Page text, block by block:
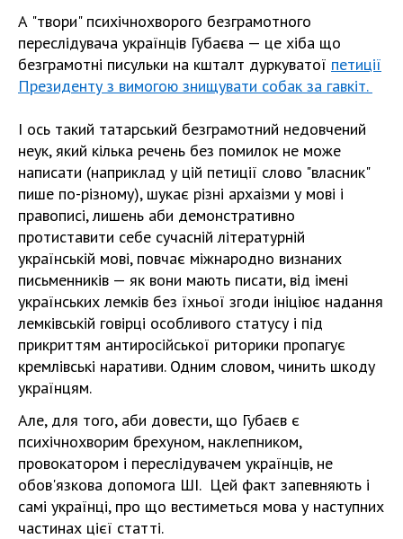
А "твори" психічнохворого безграмотного
переслідувача українців Губаєва — це хіба що
безграмотні писульки на кшталт дуркуватої петиції
Президенту з вимогою знищувати собак за гавкіт.
І ось такий татарський безграмотний недовчений
неук, який кілька речень без помилок не може
написати (наприклад у цій петиції слово "власник"
пише по-різному), шукає різні архаізми у мові і
правописі, лишень аби демонстративно
протиставити себе сучасній літературній
українській мові, повчає міжнародно визнаних
письменників — як вони мають писати, від імені
українських лемків без їхньої згоди ініціює надання
лемківській говірці особливого статусу і під
прикриттям антиросійської риторики пропагує
кремлівські наративи. Одним словом, чинить шкоду
українцям.
Але, для того, аби довести, що Губаєв є
психічнохворим брехуном, наклепником,
провокатором і переслідувачем українців, не
обов'язкова допомога ШІ. Цей факт запевняють і
самі українці, про що вестиметься мова у наступних
частинах цієї статті.